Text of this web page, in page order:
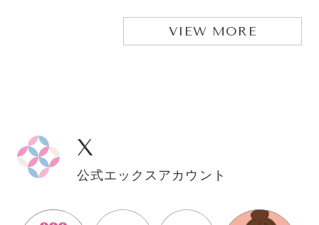
VIEW MORE
X
公式エックスアカウント